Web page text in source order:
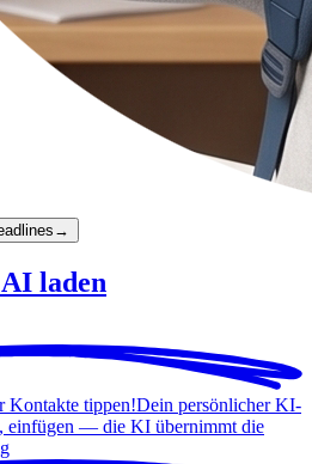
→
laden
Kontakte tippen!Dein persönlicher KI-
einfügen — die KI übernimmt die